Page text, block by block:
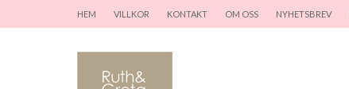
HEM VILLKOR KONTAKT OM OSS NYHETSBREV